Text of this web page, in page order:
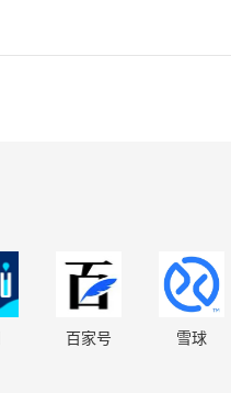
百家号 雪球